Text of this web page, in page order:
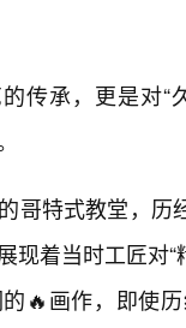
传承，更是对
哥特式教堂，
现着当时工匠对
🔥画作，即使